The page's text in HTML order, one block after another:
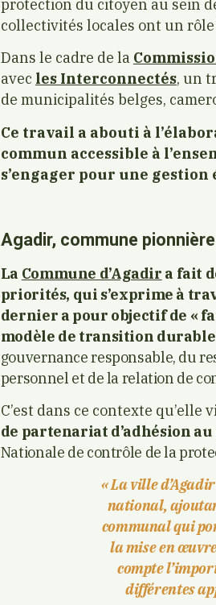
protection du citoyen au sein
collectivités locales ont un rôle
Dans le cadre de la
avec les Interconnectés, un
de municipalités belges,
Ce travail a abouti à
commun accessible à
s’engager pour une
Agadir, commune
La Commune d’Agadir a fait
priorités, qui s’exprime à
dernier a pour objectif de «
modèle de transition
gouvernance responsable, du
personnel et de la relation de
C’est dans ce contexte
de partenariat d’adhésion
Nationale de contrôle de la
« La ville
national,
communal qui
la mise en
compte
différentes